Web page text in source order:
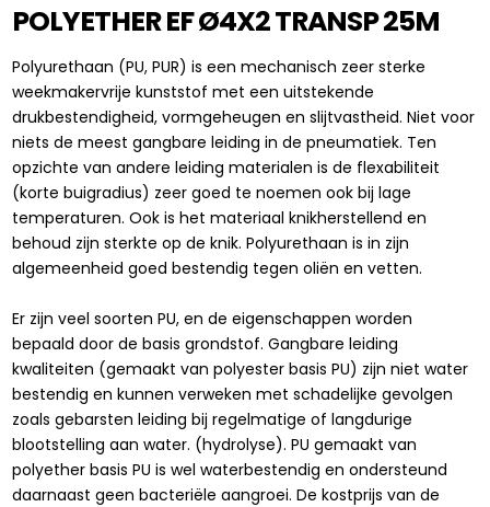
POLYETHER EF Ø4X2 TRANSP 25M
Polyurethaan (PU, PUR) is een mechanisch zeer sterke
weekmakervrije kunststof met een uitstekende
drukbestendigheid, vormgeheugen en slijtvastheid. Niet voor
niets de meest gangbare leiding in de pneumatiek. Ten
opzichte van andere leiding materialen is de flexabiliteit
(korte buigradius) zeer goed te noemen ook bij lage
temperaturen. Ook is het materiaal knikherstellend en
behoud zijn sterkte op de knik. Polyurethaan is in zijn
algemeenheid goed bestendig tegen oliën en vetten.
Er zijn veel soorten PU, en de eigenschappen worden
bepaald door de basis grondstof. Gangbare leiding
kwaliteiten (gemaakt van polyester basis PU) zijn niet water
bestendig en kunnen verweken met schadelijke gevolgen
zoals gebarsten leiding bij regelmatige of langdurige
blootstelling aan water. (hydrolyse). PU gemaakt van
polyether basis PU is wel waterbestendig en ondersteund
daarnaast geen bacteriële aangroei. De kostprijs van de